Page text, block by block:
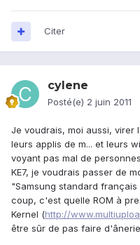
Citer
cylene
Posté(e) 2 juin 2011
Je voudrais, moi aussi, virer
leurs applis de m... et leurs
voyant pas mal de
KE7, je voudrais passer de
"Samsung standard
coup, c'est quelle ROM à
Kernel (http://
être sûr de pas faire